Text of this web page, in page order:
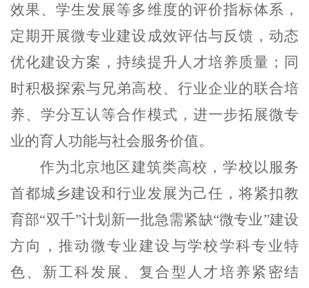
效果、学生发展等多维度的评价指标体系，
定期开展微专业建设成效评估与反馈，动态
优化建设方案，持续提升人才培养质量；同
时积极探索与兄弟高校、行业企业的联合培
养、学分互认等合作模式，进一步拓展微专
业的育人功能与社会服务价值。
作为北京地区建筑类高校，学校以服务
首都城乡建设和行业发展为己任，将紧扣教
育部“双千”计划新一批急需紧缺“微专业”建设
方向，推动微专业建设与学校学科专业特
色、新工科发展、复合型人才培养紧密结